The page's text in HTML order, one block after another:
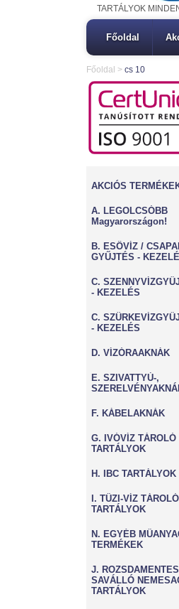
TARTÁLYOK
Főoldal
Főoldal > cs 10
AKCIÓS
A. LEGOLCSÓBB
Magyarországon!
B. ESŐVÍZ /
GYŰJTÉS -
C.
- KEZELÉS
C.
- KEZELÉS
D. VÍZÓRAAKNÁK
E. SZIVATTYÚ-,
F. KÁBELAKNÁK
G. IVÓVÍZ TÁROLÓ
TARTÁLYOK
H. IBC TARTÁLYOK
I. TŰZI-VÍZ TÁROLÓ
TARTÁLYOK
N. EGYÉB
TERMÉKEK
J.
SAVÁLLÓ
TARTÁLYOK